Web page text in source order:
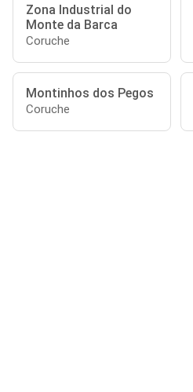
Zona Industrial do
Monte da Barca
Coruche
Montinhos dos Pegos
Coruche